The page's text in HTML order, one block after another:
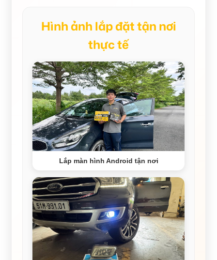
Hình ảnh lắp đặt tận nơi
thực tế
Lắp màn hình Android tận nơi